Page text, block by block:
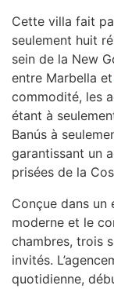
Cette villa fait
seulement huit
sein de la New
entre Marbella et
commodité, les
étant à
Banús à
garantissant un
prisées de la
Conçue dans un
moderne et le
chambres, trois
invités.
quotidienne,